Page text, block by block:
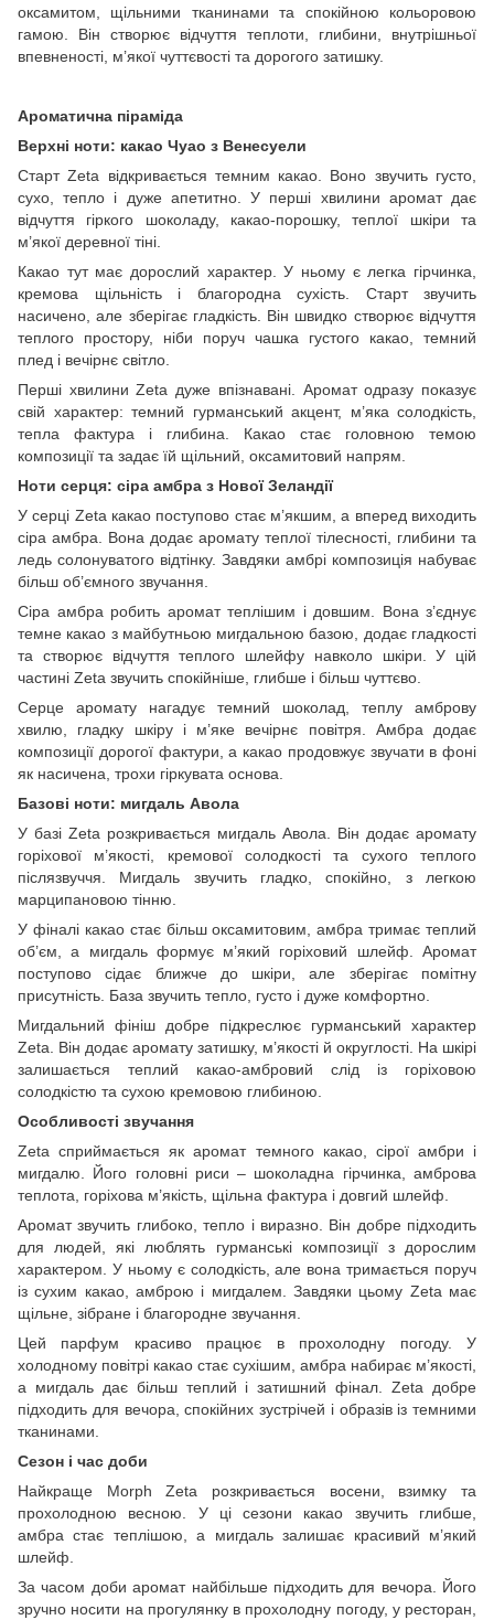
оксамитом, щільними тканинами та спокійною кольоровою
гамою. Він створює відчуття теплоти, глибини, внутрішньої
впевненості, м’якої чуттєвості та дорогого затишку.
Ароматична піраміда
Верхні ноти: какао Чуао з Венесуели
Старт Zeta відкривається темним какао. Воно звучить густо,
сухо, тепло і дуже апетитно. У перші хвилини аромат дає
відчуття гіркого шоколаду, какао-порошку, теплої шкіри та
м’якої деревної тіні.
Какао тут має дорослий характер. У ньому є легка гірчинка,
кремова щільність і благородна сухість. Старт звучить
насичено, але зберігає гладкість. Він швидко створює відчуття
теплого простору, ніби поруч чашка густого какао, темний
плед і вечірнє світло.
Перші хвилини Zeta дуже впізнавані. Аромат одразу показує
свій характер: темний гурманський акцент, м’яка солодкість,
тепла фактура і глибина. Какао стає головною темою
композиції та задає їй щільний, оксамитовий напрям.
Ноти серця: сіра амбра з Нової Зеландії
У серці Zeta какао поступово стає м’якшим, а вперед виходить
сіра амбра. Вона додає аромату теплої тілесності, глибини та
ледь солонуватого відтінку. Завдяки амбрі композиція набуває
більш об’ємного звучання.
Сіра амбра робить аромат теплішим і довшим. Вона з’єднує
темне какао з майбутньою мигдальною базою, додає гладкості
та створює відчуття теплого шлейфу навколо шкіри. У цій
частині Zeta звучить спокійніше, глибше і більш чуттєво.
Серце аромату нагадує темний шоколад, теплу амброву
хвилю, гладку шкіру і м’яке вечірнє повітря. Амбра додає
композиції дорогої фактури, а какао продовжує звучати в фоні
як насичена, трохи гіркувата основа.
Базові ноти: мигдаль Авола
У базі Zeta розкривається мигдаль Авола. Він додає аромату
горіхової м’якості, кремової солодкості та сухого теплого
післязвуччя. Мигдаль звучить гладко, спокійно, з легкою
марципановою тінню.
У фіналі какао стає більш оксамитовим, амбра тримає теплий
об’єм, а мигдаль формує м’який горіховий шлейф. Аромат
поступово сідає ближче до шкіри, але зберігає помітну
присутність. База звучить тепло, густо і дуже комфортно.
Мигдальний фініш добре підкреслює гурманський характер
Zeta. Він додає аромату затишку, м’якості й округлості. На шкірі
залишається теплий какао-амбровий слід із горіховою
солодкістю та сухою кремовою глибиною.
Особливості звучання
Zeta сприймається як аромат темного какао, сірої амбри і
мигдалю. Його головні риси – шоколадна гірчинка, амброва
теплота, горіхова м’якість, щільна фактура і довгий шлейф.
Аромат звучить глибоко, тепло і виразно. Він добре підходить
для людей, які люблять гурманські композиції з дорослим
характером. У ньому є солодкість, але вона тримається поруч
із сухим какао, амброю і мигдалем. Завдяки цьому Zeta має
щільне, зібране і благородне звучання.
Цей парфум красиво працює в прохолодну погоду. У
холодному повітрі какао стає сухішим, амбра набирає м’якості,
а мигдаль дає більш теплий і затишний фінал. Zeta добре
підходить для вечора, спокійних зустрічей і образів із темними
тканинами.
Сезон і час доби
Найкраще Morph Zeta розкривається восени, взимку та
прохолодною весною. У ці сезони какао звучить глибше,
амбра стає теплішою, а мигдаль залишає красивий м’який
шлейф.
За часом доби аромат найбільше підходить для вечора. Його
зручно носити на прогулянку в прохолодну погоду, у ресторан,